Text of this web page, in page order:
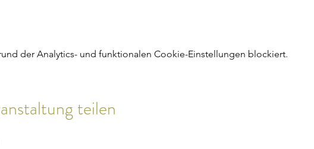
der Analytics- und funktionalen Cookie-Einstellungen blockiert.
teilen